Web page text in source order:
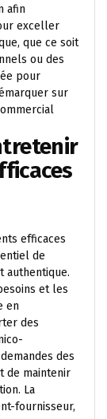
afin
exceller
que ce soit
ou des
pour
sur
efficaces
de
authentique.
et les
en
des
des
de maintenir
La
fournisseur,